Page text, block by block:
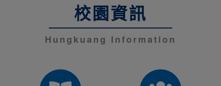
校園資訊
Hungkuang Information